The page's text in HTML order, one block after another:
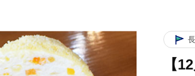
【12月配送なし】【3回定期便】ババロア ケーキ 直径
【